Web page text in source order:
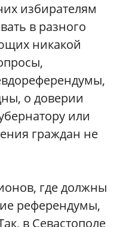
избирателям
в разного
никакой
о доверии
или
граждан не
где должны
референдумы,
в Севастополе